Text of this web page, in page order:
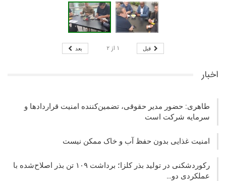
قبل ۱ از۲ بعد
اخبار
طاهری: حضور مدیر حقوقی، تضمین‌کننده امنیت قراردادها و
سرمایه شرکت‌ است
امنیت غذایی بدون حفظ آب و خاک ممکن نیست
رکوردشکنی در تولید بذر کلزا؛ برداشت ۱۰۹ تن بذر اصلاح‌شده با
عملکردی دو…